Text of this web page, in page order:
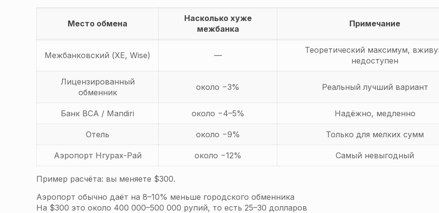
Место обмена
Насколько хуже
межбанка
Примечание
Межбанковский (XE, Wise) —
Теоретический максимум,
недоступен
Лицензированный
обменник
около −3% Реальный лучший вариант
Банк BCA / Mandiri около −4–5% Надёжно, медленно
Отель около −9% Только для мелких сумм
Аэропорт Нгурах-Рай около −12% Самый невыгодный
Пример расчёта: вы меняете $300.
Аэропорт обычно даёт на 8–10% меньше городского обменника
На $300 это около 400 000–500 000 рупий, то есть 25–30 долларов